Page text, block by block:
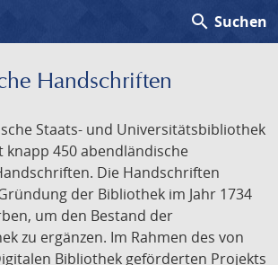
search Suchen
Handschriften
Staats- und Universitätsbibliothek
knapp 450 abendländische
Die Handschriften
der Bibliothek im Jahr 1734
um den Bestand der
zu ergänzen. Im Rahmen des von
Bibliothek geförderten Projekts